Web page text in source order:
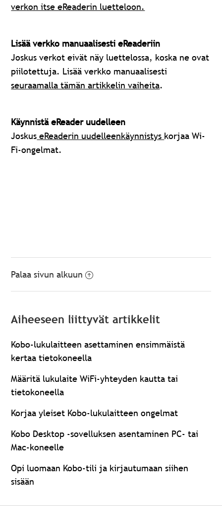
verkon itse eReaderin luetteloon.
Lisää verkko manuaalisesti eReaderiin
Joskus verkot eivät näy luettelossa, koska ne ovat
piilotettuja. Lisää verkko manuaalisesti
seuraamalla tämän artikkelin vaiheita.
Käynnistä eReader uudelleen
Joskus eReaderin uudelleenkäynnistys korjaa Wi-
Fi-ongelmat.
Palaa sivun alkuun
Aiheeseen liittyvät artikkelit
Kobo-lukulaitteen asettaminen ensimmäistä
kertaa tietokoneella
Määritä lukulaite WiFi-yhteyden kautta tai
tietokoneella
Korjaa yleiset Kobo-lukulaitteen ongelmat
Kobo Desktop -sovelluksen asentaminen PC- tai
Mac-koneelle
Opi luomaan Kobo-tili ja kirjautumaan siihen
sisään